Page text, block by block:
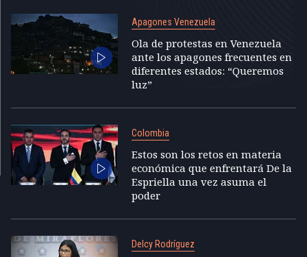
Apagones Venezuela
Ola de protestas en Venezuela
ante los apagones frecuentes en
diferentes estados: “Queremos
luz”
Colombia
Estos son los retos en materia
económica que enfrentará De la
Espriella una vez asuma el
poder
Delcy Rodríguez